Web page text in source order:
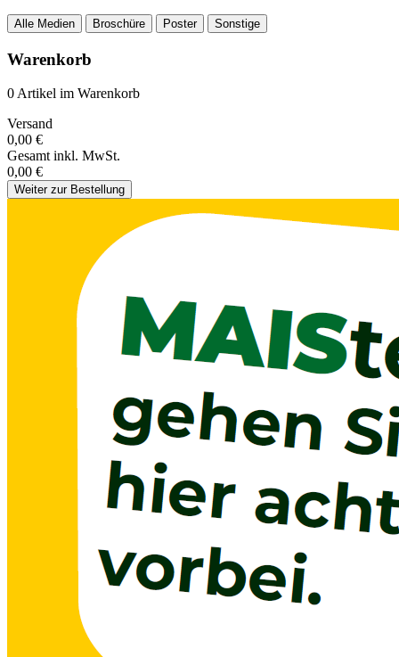
Alle Medien Broschüre Poster Sonstige
Warenkorb
0 Artikel im Warenkorb
Versand
0,00 €
Gesamt inkl. MwSt.
0,00 €
Weiter zur Bestellung